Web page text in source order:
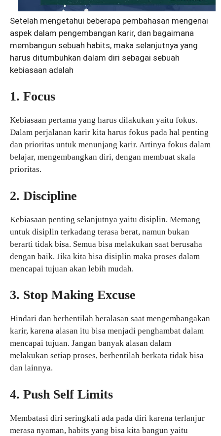
Setelah mengetahui beberapa pembahasan mengenai
aspek dalam pengembangan karir, dan bagaimana
membangun sebuah habits, maka selanjutnya yang
harus ditumbuhkan dalam diri sebagai sebuah
kebiasaan adalah
1. Focus
Kebiasaan pertama yang harus dilakukan yaitu fokus.
Dalam perjalanan karir kita harus fokus pada hal penting
dan prioritas untuk menunjang karir. Artinya fokus dalam
belajar, mengembangkan diri, dengan membuat skala
prioritas.
2. Discipline
Kebiasaan penting selanjutnya yaitu disiplin. Memang
untuk disiplin terkadang terasa berat, namun bukan
berarti tidak bisa. Semua bisa melakukan saat berusaha
dengan baik. Jika kita bisa disiplin maka proses dalam
mencapai tujuan akan lebih mudah.
3. Stop Making Excuse
Hindari dan berhentilah beralasan saat mengembangakan
karir, karena alasan itu bisa menjadi penghambat dalam
mencapai tujuan. Jangan banyak alasan dalam
melakukan setiap proses, berhentilah berkata tidak bisa
dan lainnya.
4. Push Self Limits
Membatasi diri seringkali ada pada diri karena terlanjur
merasa nyaman, habits yang bisa kita bangun yaitu